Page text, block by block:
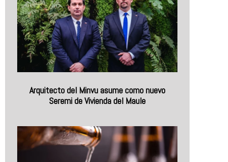
Arquitecto del Minvu asume como nuevo
Seremi de Vivienda del Maule